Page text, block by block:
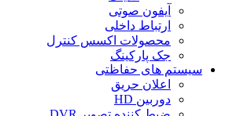
آیفون صوتی
ارتباط داخلی
محصولات اکسس کنترل
جک پارکینگ
سیستم های حفاظتی
اعلان حریق
دوربین HD